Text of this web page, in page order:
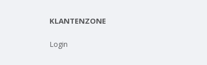
KLANTENZONE
Login